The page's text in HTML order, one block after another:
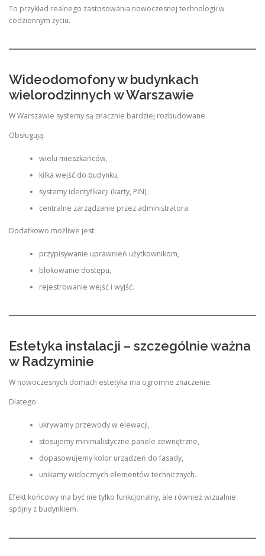
To przykład realnego zastosowania nowoczesnej technologii w
codziennym życiu.
Wideodomofony w budynkach
wielorodzinnych w Warszawie
W Warszawie systemy są znacznie bardziej rozbudowane.
Obsługują:
wielu mieszkańców,
kilka wejść do budynku,
systemy identyfikacji (karty, PIN),
centralne zarządzanie przez administratora.
Dodatkowo możliwe jest:
przypisywanie uprawnień użytkownikom,
blokowanie dostępu,
rejestrowanie wejść i wyjść.
Estetyka instalacji – szczególnie ważna
w Radzyminie
W nowoczesnych domach estetyka ma ogromne znaczenie.
Dlatego:
ukrywamy przewody w elewacji,
stosujemy minimalistyczne panele zewnętrzne,
dopasowujemy kolor urządzeń do fasady,
unikamy widocznych elementów technicznych.
Efekt końcowy ma być nie tylko funkcjonalny, ale również wizualnie
spójny z budynkiem.